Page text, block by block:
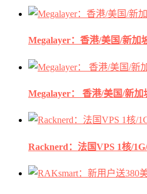
Megalayer：香港/美国/新加
Megalayer： 香港/美国/新
Racknerd：法国VPS 1核/